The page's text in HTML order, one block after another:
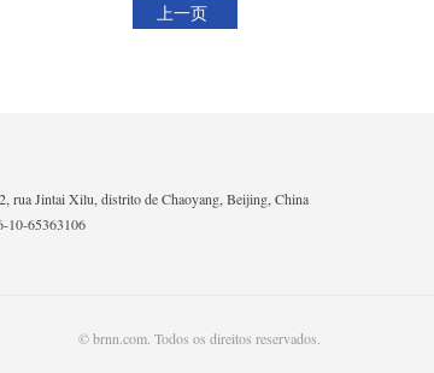
上一页
rua Jintai Xilu, distrito de Chaoyang, Beijing, China
10-65363106
© brnn.com. Todos os direitos reservados.